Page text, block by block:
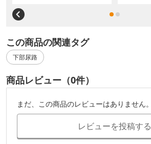
この商品の関連タグ
下部尿路
商品レビュー（0件）
まだ、この商品のレビューはありません。
レビューを投稿する